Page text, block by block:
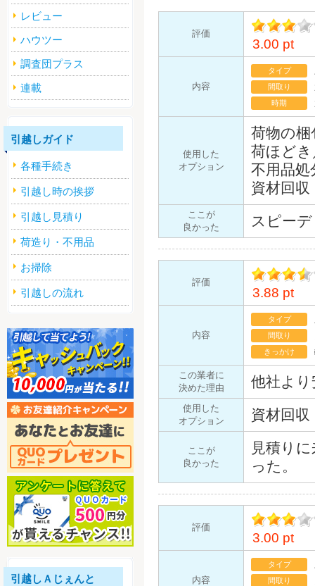
評価
イント
3.00 pt
内容
タイプ
間取り
時期
使用した
オプション
荷物の梱
荷ほど
不用品処
資材回収
ここが
良かった
スピー
評価
イント
3.88 pt
内容
タイプ
間取り
きっかけ
この業者に
決めた理由
他社よ
使用した
オプション
資材回収
ここが
良かった
見積り
った。
評価
イント
3.00 pt
内容
タイプ
間取り
レビュー
ハウツー
調査団プラス
連載
引越しガイド
各種手続き
引越し時の挨拶
引越し見積り
荷造り・不用品
お掃除
引越しの流れ
引越しＡじぇんと